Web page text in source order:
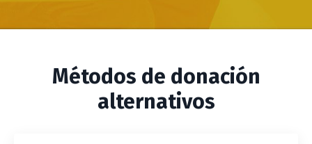
Métodos de donación
alternativos